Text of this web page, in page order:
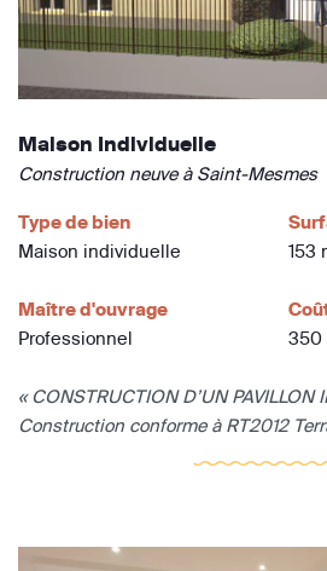
Maison Individuelle
Construction neuve à Saint-Mesmes
Type de bien
Maison individuelle
153
Maître d'ouvrage
Professionnel
« CONSTRUCTION D’UN PAVILLON
Construction conforme à RT2012